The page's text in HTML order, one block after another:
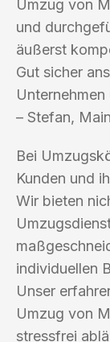
Umzug von
und
äußerst
Gut sicher
– Stefan,
Bei
Kunden und
Wir bieten
individuellen
Unser
Umzug von
stressfrei